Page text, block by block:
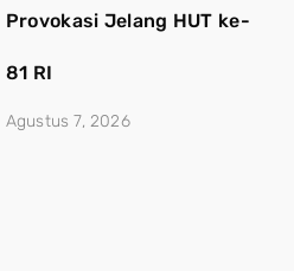
Provokasi Jelang HUT ke-
81 RI
Agustus 7, 2026